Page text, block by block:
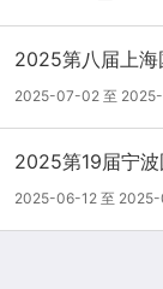
2025第八届上海
2025-07-02 至
2025第19届宁
2025-06-12 至